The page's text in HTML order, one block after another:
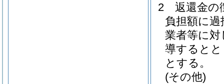
2
返還金の
負担額に
業者等に
導すると
とする。
(その他)